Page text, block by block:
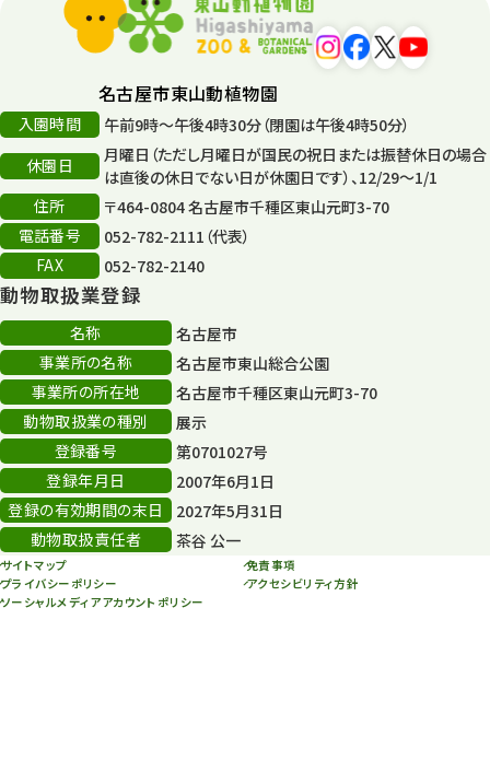
平和公園
森のとこやさん
再生
再生フォーラム
80周年
その他
その他イベント
スカイタワー
年末年始のイベント
秋まつり
名古屋市東山動植物園
入園時間
午前9時～午後4時30分（閉園は午後4時50分）
休園日
月曜日（ただし月曜日が国民の祝日または振替休日の場合
は直後の休日でない日が休園日です）、12/29～1/1
住所
〒464-0804 名古屋市千種区東山元町3-70
電話番号
052-782-2111（代表）
FAX
052-782-2140
動物取扱業登録
名称
名古屋市
事業所の名称
名古屋市東山総合公園
事業所の所在地
名古屋市千種区東山元町3-70
動物取扱業の種別
展示
登録番号
第0701027号
登録年月日
2007年6月1日
登録の有効期間の末日
2027年5月31日
動物取扱責任者
茶谷 公一
サイトマップ
免責事項
プライバシーポリシー
アクセシビリティ方針
ソーシャルメディアアカウントポリシー